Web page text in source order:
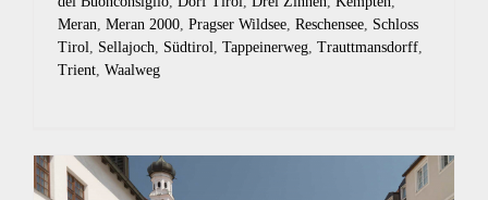
Meran, Meran 2000, Pragser Wildsee, Reschensee, Schloss
Tirol, Sellajoch, Südtirol, Tappeinerweg, Trauttmansdorff,
Trient, Waalweg